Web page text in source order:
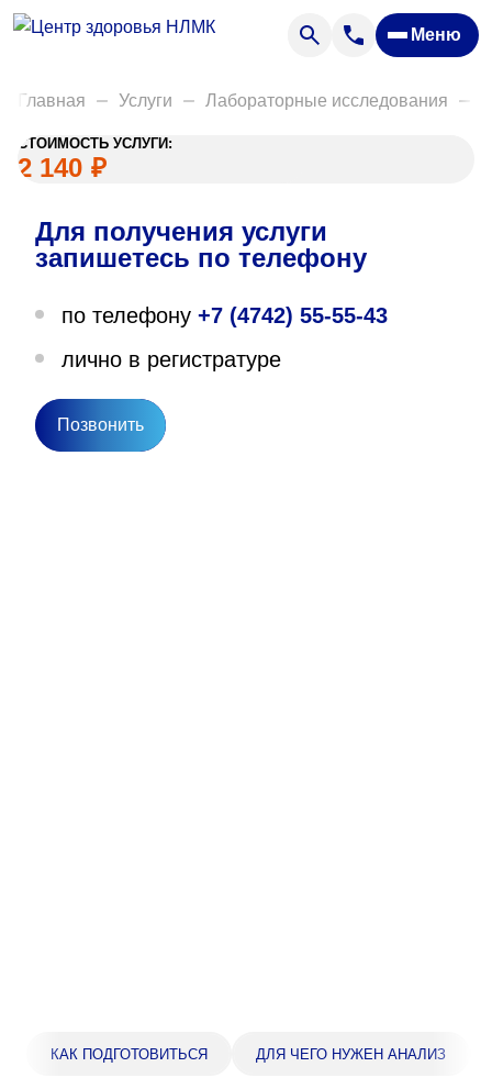
Меню
Анализы
Акции
Пациентам
Вакансии
О нас
Направления деятельности
Адрес
399000, г. Липецк, Плехановское лесничество,
Главная Услуги Лабораторные исследования
КАК ПОДГОТОВИТЬСЯ ДЛЯ ЧЕГО НУЖЕН АНАЛИЗ
СТОИМОСТЬ УСЛУГИ:
2 140 ₽
Для получения услуги
запишетесь по телефону
по телефону +7 (4742) 55-55-43
лично в регистратуре
Позвонить